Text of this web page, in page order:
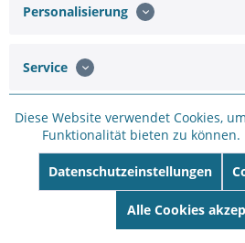
Sie brauchen eine größere
Menge oder
Projektunterstützung ?
Bewerten
Personalisierung
Service
Diese Website verwendet Cookies,
Funktionalität bieten zu können.
Datenschutzeinstellungen
Alle Cookies